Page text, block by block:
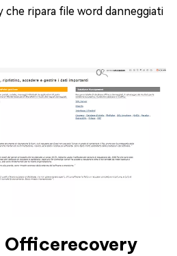
che ripara file word danneggiati
Officerecovery